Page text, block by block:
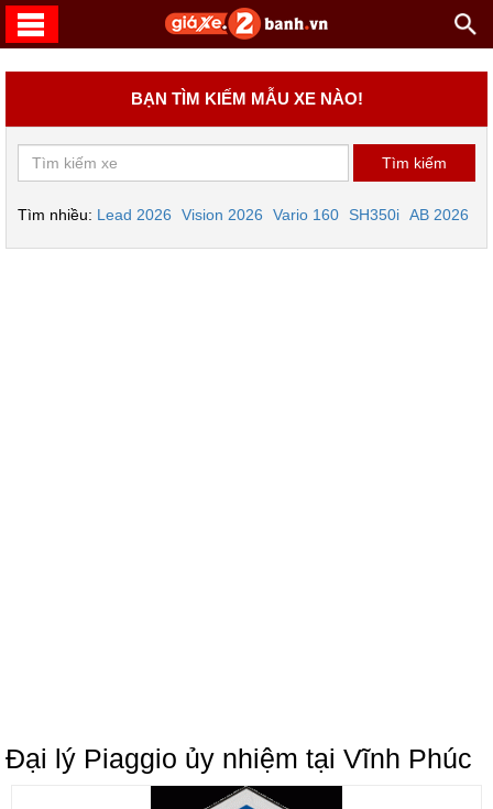
BẠN TÌM KIẾM MẪU XE NÀO!
Tìm nhiều: Lead 2026 Vision 2026 Vario 160 SH350i AB 2026
Đại lý Piaggio ủy nhiệm tại Vĩnh Phúc